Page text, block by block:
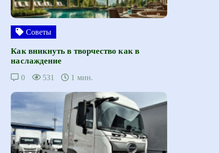
Советы
Как вникнуть в творчество как в
наслаждение
0 531 1 мин.